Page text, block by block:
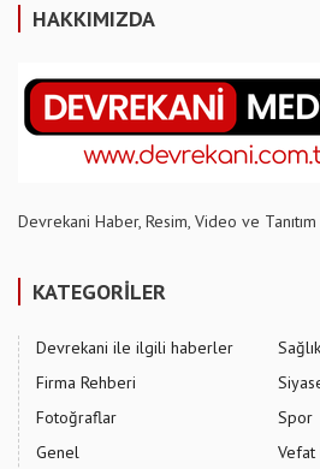
HAKKIMIZDA
Devrekani Haber, Resim, Video ve Tanıtım
KATEGORİLER
Devrekani ile ilgili haberler
Firma Rehberi
Fotoğraflar
Genel
Sağlık
Spor